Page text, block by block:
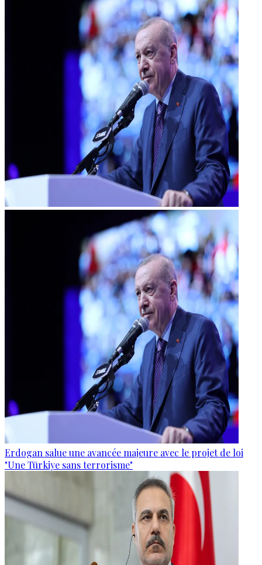
Erdogan salue une avancée majeure avec le projet de loi
"Une Türkiye sans terrorisme"